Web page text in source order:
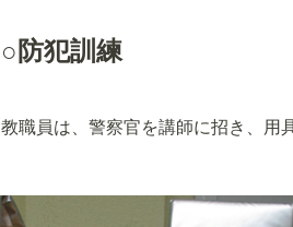
○防犯訓練
教職員は、警察官を講師に招き、用